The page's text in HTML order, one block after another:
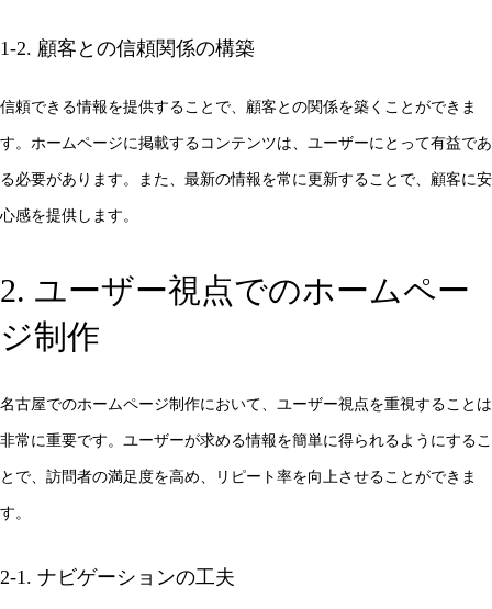
1-2. 顧客との信頼関係の構築
信頼できる情報を提供することで、顧客との関係を築くことができま
す。ホームページに掲載するコンテンツは、ユーザーにとって有益であ
る必要があります。また、最新の情報を常に更新することで、顧客に安
心感を提供します。
2. ユーザー視点でのホームペー
ジ制作
名古屋でのホームページ制作において、ユーザー視点を重視することは
非常に重要です。ユーザーが求める情報を簡単に得られるようにするこ
とで、訪問者の満足度を高め、リピート率を向上させることができま
す。
2-1. ナビゲーションの工夫